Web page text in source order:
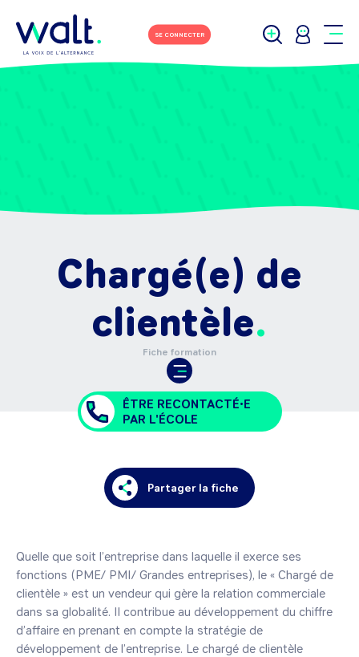
SE CONNECTER
Chargé(e) de
clientèle
Fiche formation
ÊTRE RECONTACTÉ•E
PAR L'ÉCOLE
Partager la fiche
Quelle que soit l’entreprise dans laquelle il exerce ses
fonctions (PME/ PMI/ Grandes entreprises), le « Chargé de
clientèle » est un vendeur qui gère la relation commerciale
dans sa globalité. Il contribue au développement du chiffre
d’affaire en prenant en compte la stratégie de
développement de l’entreprise. Le chargé de clientèle